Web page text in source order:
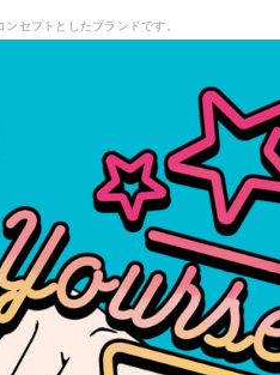
セプトとしたブランドです。